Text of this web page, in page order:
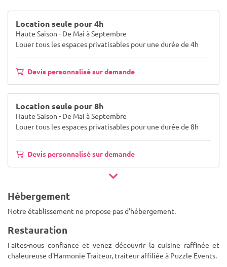
Location seule pour 4h
Haute Saison - De Mai à Septembre
Louer tous les espaces privatisables pour une durée de 4h
Devis personnalisé sur demande
Location seule pour 8h
Haute Saison - De Mai à Septembre
Louer tous les espaces privatisables pour une durée de 8h
Devis personnalisé sur demande
Hébergement
Notre établissement ne propose pas d'hébergement.
Restauration
Faites-nous confiance et venez découvrir la cuisine raffinée et
chaleureuse d'Harmonie Traiteur, traiteur affiliée à Puzzle Events.